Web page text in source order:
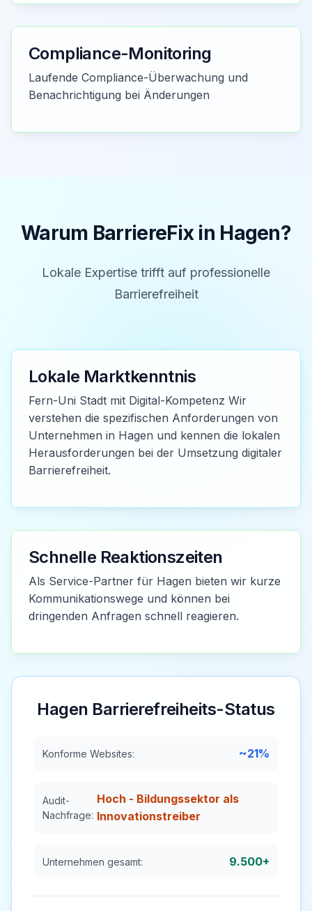
Compliance-Monitoring
Laufende Compliance-Überwachung und
Benachrichtigung bei Änderungen
Warum BarriereFix in Hagen?
Lokale Expertise trifft auf professionelle
Barrierefreiheit
Lokale Marktkenntnis
Fern-Uni Stadt mit Digital-Kompetenz Wir
verstehen die spezifischen Anforderungen von
Unternehmen in Hagen und kennen die lokalen
Herausforderungen bei der Umsetzung digitaler
Barrierefreiheit.
Schnelle Reaktionszeiten
Als Service-Partner für Hagen bieten wir kurze
Kommunikationswege und können bei
dringenden Anfragen schnell reagieren.
Hagen Barrierefreiheits-Status
Konforme Websites: ~21%
Audit-
Nachfrage:
Hoch - Bildungssektor als
Innovationstreiber
Unternehmen gesamt: 9.500+